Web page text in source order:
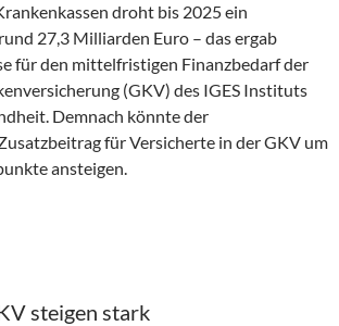
droht bis 2025 ein
27,3 Milliarden Euro – das ergab
für den mittelfristigen Finanzbedarf der
(GKV) des IGES Instituts
Demnach könnte der
für Versicherte in der GKV um
ansteigen.
Rekordminus
steigen stark